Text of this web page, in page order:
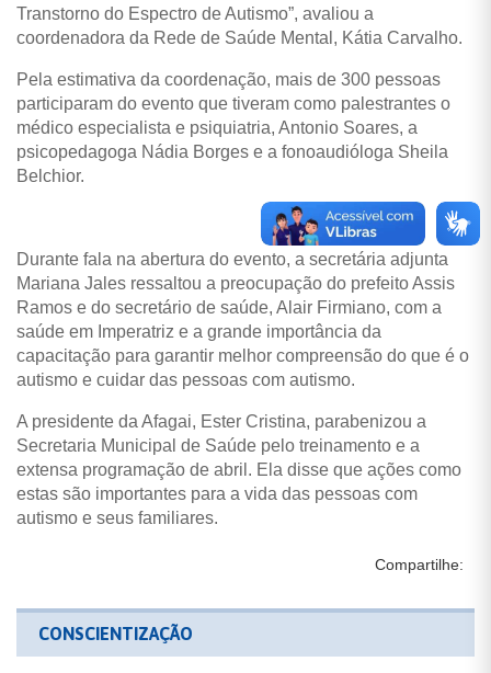
Transtorno do Espectro de Autismo”, avaliou a
coordenadora da Rede de Saúde Mental, Kátia Carvalho.
Pela estimativa da coordenação, mais de 300 pessoas
participaram do evento que tiveram como palestrantes o
médico especialista e psiquiatria, Antonio Soares, a
psicopedagoga Nádia Borges e a fonoaudióloga Sheila
Belchior.
Durante fala na abertura do evento, a secretária adjunta
Mariana Jales ressaltou a preocupação do prefeito Assis
Ramos e do secretário de saúde, Alair Firmiano, com a
saúde em Imperatriz e a grande importância da
capacitação para garantir melhor compreensão do que é o
autismo e cuidar das pessoas com autismo.
A presidente da Afagai, Ester Cristina, parabenizou a
Secretaria Municipal de Saúde pelo treinamento e a
extensa programação de abril. Ela disse que ações como
estas são importantes para a vida das pessoas com
autismo e seus familiares.
Compartilhe:
CONSCIENTIZAÇÃO